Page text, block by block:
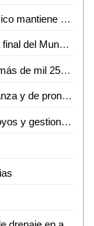
Sheinbaum cierra la puerta a Ecuador; México mantiene demanda internacional
Presenta FIFA balón con el que se jugará la final del Mundial 2026
Brigadas médicas de la imm han brindado más de mil 250 atenciones gratuitas en Ciudad Valles
Fiscalía potosina fortalece niveles de confianza y de pronta atención ciudadana
Más de 330 personas beneficiadas con apoyos y gestiones de atención ciudadana durante junio